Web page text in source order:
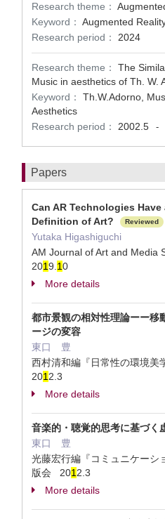
Research theme：
Keyword： Augmented
Research period：
2024
Research theme：
The
Music in aesthetics of Th. W.
Keyword：
Th.W.Adorno,
Aesthetics
Research period：
2002.5 -
Papers
Can AR Technologies
Definition of Art?
Reviewed
Yutaka Higashiguchi
AM Journal of Art and
2019. 10
More details
都市景観の相対性理論ーー移
ージの変容
東口 豊
西村清和編『日常性の環境
201 2.3
More details
音楽的・聴覚的思考に基づく
東口 豊
光藤宏行編『コミュニケーシ
版会 201 2.3
More details